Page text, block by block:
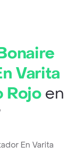
Varita
Rojoen
En Varita